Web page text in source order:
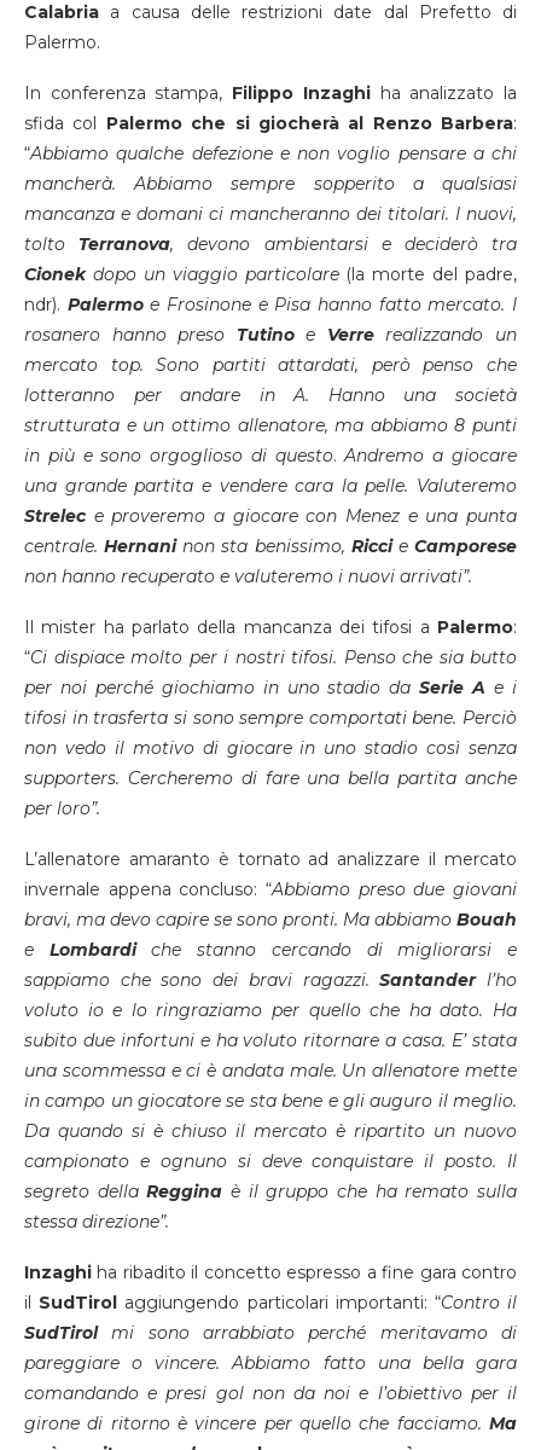
Calabria a causa delle restrizioni date dal Prefetto di
Palermo.
In conferenza stampa, Filippo Inzaghiha analizzato la
sfida col Palermo che si giocherà al Renzo Barbera:
“Abbiamo qualche defezione e non voglio pensare a chi
mancherà. Abbiamo sempre sopperito a qualsiasi
mancanza e domani ci mancheranno dei titolari. I nuovi,
tolto Terranova, devono ambientarsi e deciderò tra
Cionek dopo un viaggio particolare(la morte del padre,
ndr). Palermoe Frosinone e Pisa hanno fatto mercato. I
rosanero hanno preso Tutinoe Verrerealizzando un
mercato top. Sono partiti attardati, però penso che
lotteranno per andare in A. Hanno una società
strutturata e un ottimo allenatore, ma abbiamo 8 punti
in più e sono orgoglioso di questo. Andremo a giocare
una grande partita e vendere cara la pelle. Valuteremo
Strelec e proveremo a giocare con Menez e una punta
centrale.Hernaninon sta benissimo, Ricci eCamporese
non hanno recuperato e valuteremo i nuovi arrivati”.
Il mister ha parlato della mancanza dei tifosi a Palermo:
“Ci dispiace molto per i nostri tifosi. Penso che sia butto
per noi perché giochiamo in uno stadio daSerie A e i
tifosi in trasferta si sono sempre comportati bene. Perciò
non vedo il motivo di giocare in uno stadio così senza
supporters. Cercheremo di fare una bella partita anche
per loro”.
L’allenatore amaranto è tornato ad analizzare il mercato
invernale appena concluso: “Abbiamo preso due giovani
bravi, ma devo capire se sono pronti. Ma abbiamo Bouah
e Lombardiche stanno cercando di migliorarsi e
sappiamo che sono dei bravi ragazzi.Santanderl’ho
voluto io e lo ringraziamo per quello che ha dato. Ha
subito due infortuni e ha voluto ritornare a casa. E’ stata
una scommessa e ci è andata male. Un allenatore mette
in campo un giocatore se sta bene e gli auguro il meglio.
Da quando si è chiuso il mercato è ripartito un nuovo
campionato e ognuno si deve conquistare il posto. Il
segreto dellaRegginaè il gruppo che ha remato sulla
stessa direzione”.
Inzaghi ha ribadito il concetto espresso a fine gara contro
il SudTirol aggiungendo particolari importanti: “Contro il
SudTirolmi sono arrabbiato perché meritavamo di
pareggiare o vincere. Abbiamo fatto una bella gara
comandando e presi gol non da noi e l’obiettivo per il
girone di ritorno è vincere per quello che facciamo. Ma